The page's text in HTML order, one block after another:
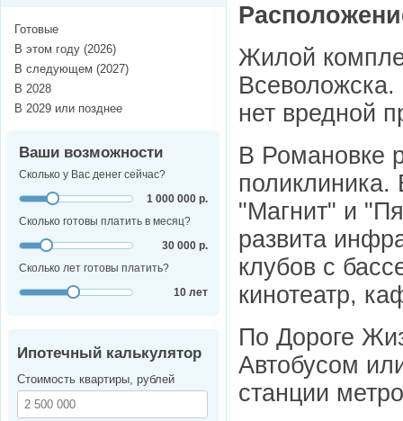
Жилой
нет вредной
В Романовке
"Магнит" и
развита
клубов с
кинотеатр,
По Дороге
Автобусом
станции
Готовые
В этом году (2026)
В следующем (2027)
В 2028
В 2029 или позднее
Ваши возможности
Сколько у Вас денег сейчас?
1 000 000 р.
Сколько готовы платить в месяц?
30 000 р.
Сколько лет готовы платить?
10 лет
Ипотечный калькулятор
Стоимость квартиры, рублей